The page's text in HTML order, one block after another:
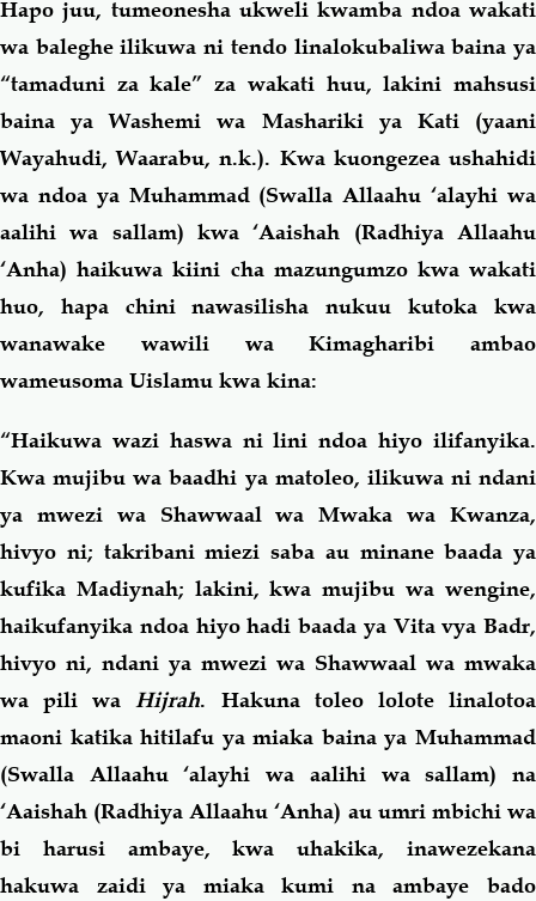
Hapo juu, tumeonesha ukweli kwamba ndoa wakati
wa baleghe ilikuwa ni tendo linalokubaliwa baina ya
“tamaduni za kale” za wakati huu, lakini mahsusi
baina ya Washemi wa Mashariki ya Kati (yaani
Wayahudi, Waarabu, n.k.). Kwa kuongezea ushahidi
wa ndoa ya Muhammad (Swalla Allaahu ‘alayhi wa
aalihi wa sallam) kwa ‘Aaishah (Radhiya Allaahu
‘Anha)haikuwa kiini cha mazungumzo kwa wakati
huo, hapa chini nawasilisha nukuu kutoka kwa
wanawake wawili wa Kimagharibi ambao
wameusoma Uislamu kwa kina:
“Haikuwa wazi haswa ni lini ndoa hiyo ilifanyika.
Kwa mujibu wa baadhi ya matoleo, ilikuwa ni ndani
ya mwezi wa Shawwaal wa Mwaka wa Kwanza,
hivyo ni; takribani miezi saba au minane baada ya
kufika Madiynah; lakini, kwa mujibu wa wengine,
haikufanyika ndoa hiyo hadi baada ya Vita vya Badr,
hivyo ni, ndani ya mwezi wa Shawwaal wa mwaka
wa pili waHijrah. Hakuna toleo lolote linalotoa
maoni katika hitilafu ya miaka baina ya Muhammad
(Swalla Allaahu ‘alayhi wa aalihi wa sallam) na
‘Aaishah (Radhiya Allaahu ‘Anha) au umri mbichi wa
bi harusi ambaye, kwa uhakika, inawezekana
hakuwa zaidi ya miaka kumi na ambaye bado